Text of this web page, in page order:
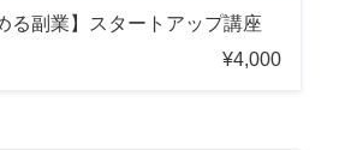
る副業】スタートアップ講座
¥4,000